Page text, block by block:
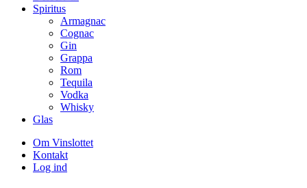
Spiritus
Armagnac
Cognac
Gin
Grappa
Rom
Tequila
Vodka
Whisky
Glas
Om Vinslottet
Kontakt
Log ind